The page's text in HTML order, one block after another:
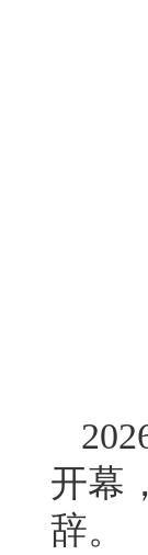
开幕
辞。